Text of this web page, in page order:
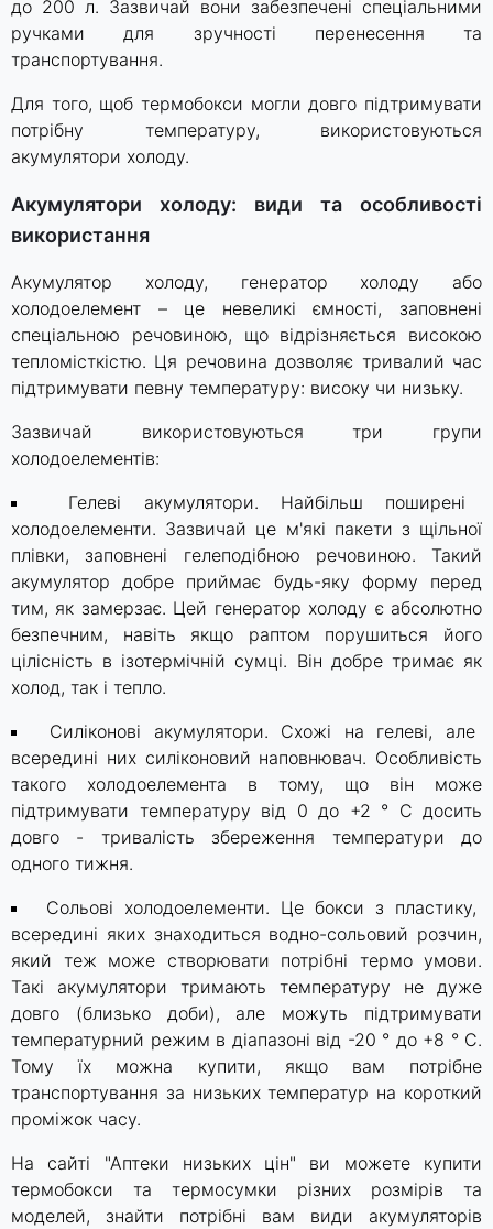
до 200 л. Зазвичай вони забезпечені спеціальними
ручками для зручності перенесення та
транспортування.
Для того, щоб термобокси могли довго підтримувати
потрібну температуру, використовуються
акумулятори холоду.
Акумулятори холоду: види та особливості
використання
Акумулятор холоду, генератор холоду або
холодоелемент – це невеликі ємності, заповнені
спеціальною речовиною, що відрізняється високою
тепломісткістю. Ця речовина дозволяє тривалий час
підтримувати певну температуру: високу чи низьку.
Зазвичай використовуються три групи
холодоелементів:
Гелеві акумулятори. Найбільш поширені
холодоелементи. Зазвичай це м'які пакети з щільної
плівки, заповнені гелеподібною речовиною. Такий
акумулятор добре приймає будь-яку форму перед
тим, як замерзає. Цей генератор холоду є абсолютно
безпечним, навіть якщо раптом порушиться його
цілісність в ізотермічній сумці. Він добре тримає як
холод, так і тепло.
Силіконові акумулятори. Схожі на гелеві, але
всередині них силіконовий наповнювач. Особливість
такого холодоелемента в тому, що він може
підтримувати температуру від 0 до +2 ° C досить
довго - тривалість збереження температури до
одного тижня.
Сольові холодоелементи. Це бокси з пластику,
всередині яких знаходиться водно-сольовий розчин,
який теж може створювати потрібні термо умови.
Такі акумулятори тримають температуру не дуже
довго (близько доби), але можуть підтримувати
температурний режим в діапазоні від -20 ° до +8 ° C.
Тому їх можна купити, якщо вам потрібне
транспортування за низьких температур на короткий
проміжок часу.
На сайті "Аптеки низьких цін" ви можете купити
термобокси та термосумки різних розмірів та
моделей, знайти потрібні вам види акумуляторів